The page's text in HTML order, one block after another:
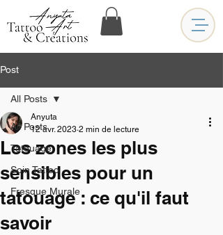
Post
All Posts
Tatouage
Soin Tattoo
Fresque Murale
All Posts
Les zones les plus
sensibles pour un
tatouage : ce qu'il faut
savoir
Anyuta
12 avr. 2023 2 min de lecture